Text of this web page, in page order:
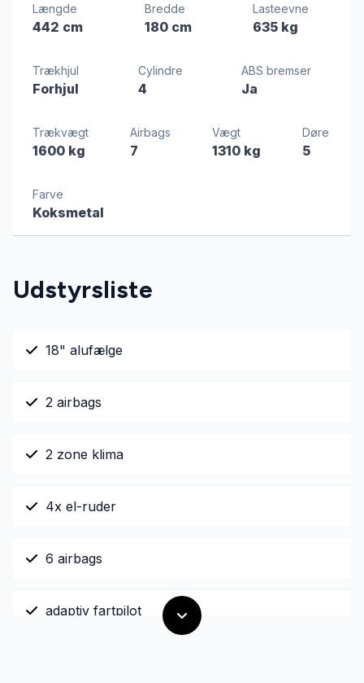
Længde
442 cm
Bredde
180 cm
Lasteevne
635 kg
Trækhjul
Forhjul
Cylindre
4
ABS bremser
Ja
Trækvægt
1600 kg
Airbags
7
Vægt
1310 kg
Døre
5
Farve
Koksmetal
Udstyrsliste
18" alufælge
2 airbags
2 zone klima
4x el-ruder
6 airbags
adaptiv fartpilot